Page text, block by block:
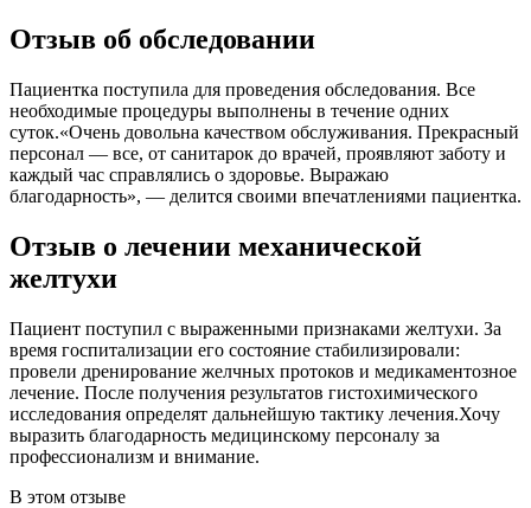
Отзыв об обследовании
Пациентка поступила для проведения обследования. Все
необходимые процедуры выполнены в течение одних
суток.«Очень довольна качеством обслуживания. Прекрасный
персонал — все, от санитарок до врачей, проявляют заботу и
каждый час справлялись о здоровье. Выражаю
благодарность», — делится своими впечатлениями пациентка.
Отзыв о лечении механической
желтухи
Пациент поступил с выраженными признаками желтухи. За
время госпитализации его состояние стабилизировали:
провели дренирование желчных протоков и медикаментозное
лечение. После получения результатов гистохимического
исследования определят дальнейшую тактику лечения.Хочу
выразить благодарность медицинскому персоналу за
профессионализм и внимание.
В этом отзыве